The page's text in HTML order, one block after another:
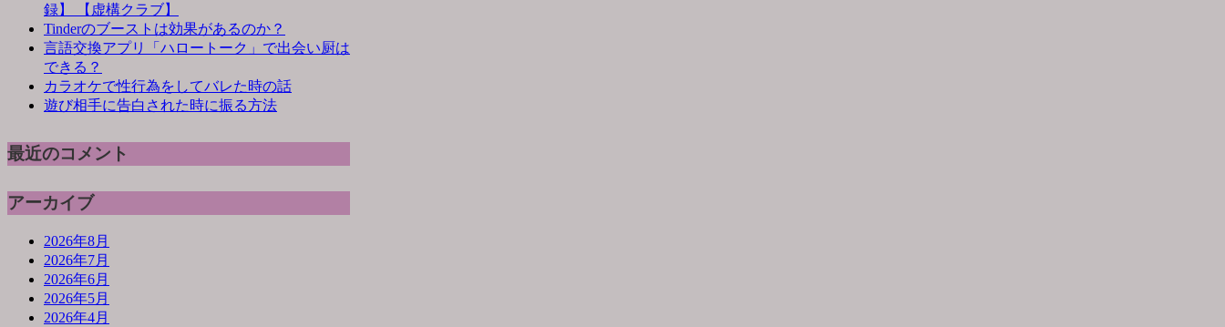
録】 【虚構クラブ】
Tinderのブーストは効果があるのか？
言語交換アプリ「ハロートーク」で出会い厨は
できる？
カラオケで性行為をしてバレた時の話
遊び相手に告白された時に振る方法
最近のコメント
アーカイブ
2026年8月
2026年7月
2026年6月
2026年5月
2026年4月